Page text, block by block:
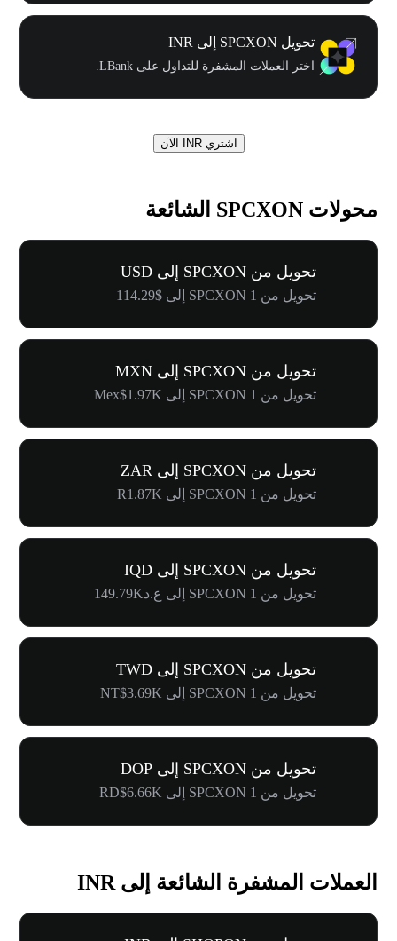
تحويل SPCXON إلى INR
اختر العملات المشفرة للتداول على LBank.
اشتري INR الآن
محولات SPCXON الشائعة
تحويل من SPCXON إلى USD
تحويل من 1 SPCXON إلى $114.29
تحويل من SPCXON إلى MXN
تحويل من 1 SPCXON إلى Mex$1.97K
تحويل من SPCXON إلى ZAR
تحويل من 1 SPCXON إلى R1.87K
تحويل من SPCXON إلى IQD
تحويل من 1 SPCXON إلى ع.د149.79K
تحويل من SPCXON إلى TWD
تحويل من 1 SPCXON إلى NT$3.69K
تحويل من SPCXON إلى DOP
تحويل من 1 SPCXON إلى RD$6.66K
العملات المشفرة الشائعة إلى INR